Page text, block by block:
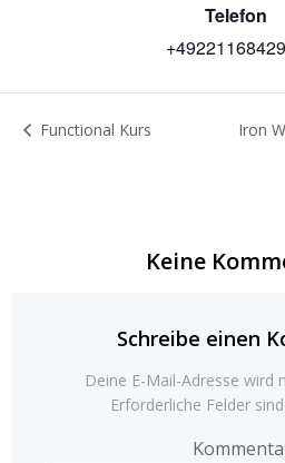
Telefon
Functional Kurs Iron
Keine
Schreibe einen
Deine E-Mail-Adresse wird
Erforderliche Felder